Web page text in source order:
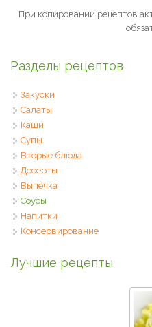
При копировании рецептов
Разделы рецептов
Закуски
Салаты
Каши
Супы
Вторые блюда
Десерты
Выпечка
Соусы
Напитки
Консервирование
Лучшие рецепты